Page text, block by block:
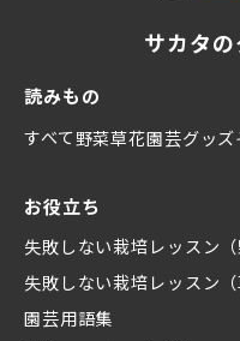
サカタ
読みもの
すべて野菜草花園芸グッズ
お役立ち
失敗しない栽培レッスン（
失敗しない栽培レッスン（
園芸用語集